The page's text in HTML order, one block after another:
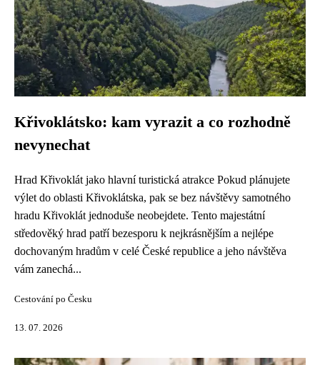
Křivoklátsko: kam vyrazit a co rozhodně
nevynechat
Hrad Křivoklát jako hlavní turistická atrakce Pokud plánujete
výlet do oblasti Křivoklátska, pak se bez návštěvy samotného
hradu Křivoklát jednoduše neobejdete. Tento majestátní
středověký hrad patří bezesporu k nejkrásnějším a nejlépe
dochovaným hradům v celé České republice a jeho návštěva
vám zanechá...
Cestování po Česku
13. 07. 2026